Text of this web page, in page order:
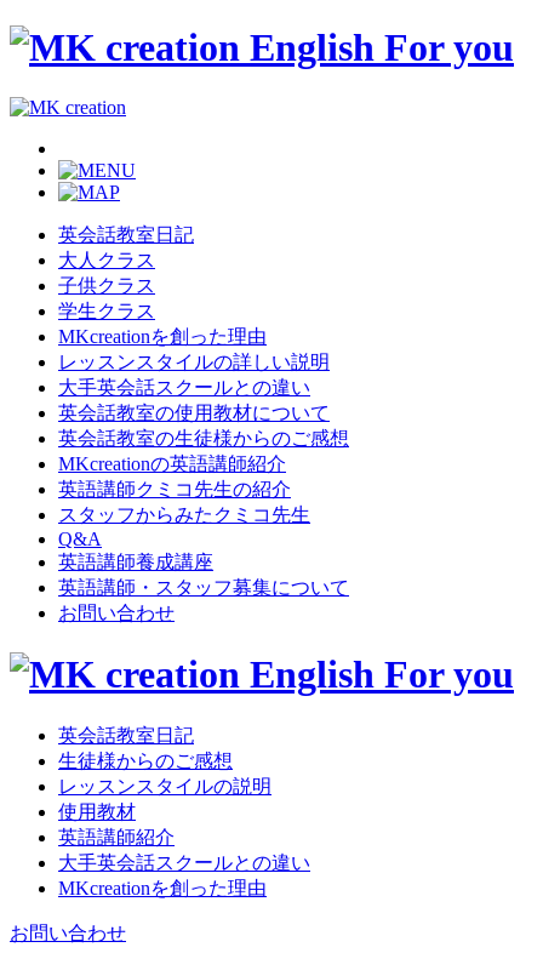
英会話教室日記
大人クラス
子供クラス
学生クラス
MKcreationを創った理由
レッスンスタイルの詳しい説明
大手英会話スクールとの違い
英会話教室の使用教材について
英会話教室の生徒様からのご感想
MKcreationの英語講師紹介
英語講師クミコ先生の紹介
スタッフからみたクミコ先生
Q&A
英語講師養成講座
英語講師・スタッフ募集について
お問い合わせ
英会話教室日記
生徒様からのご感想
レッスンスタイルの説明
使用教材
英語講師紹介
大手英会話スクールとの違い
MKcreationを創った理由
お問い合わせ